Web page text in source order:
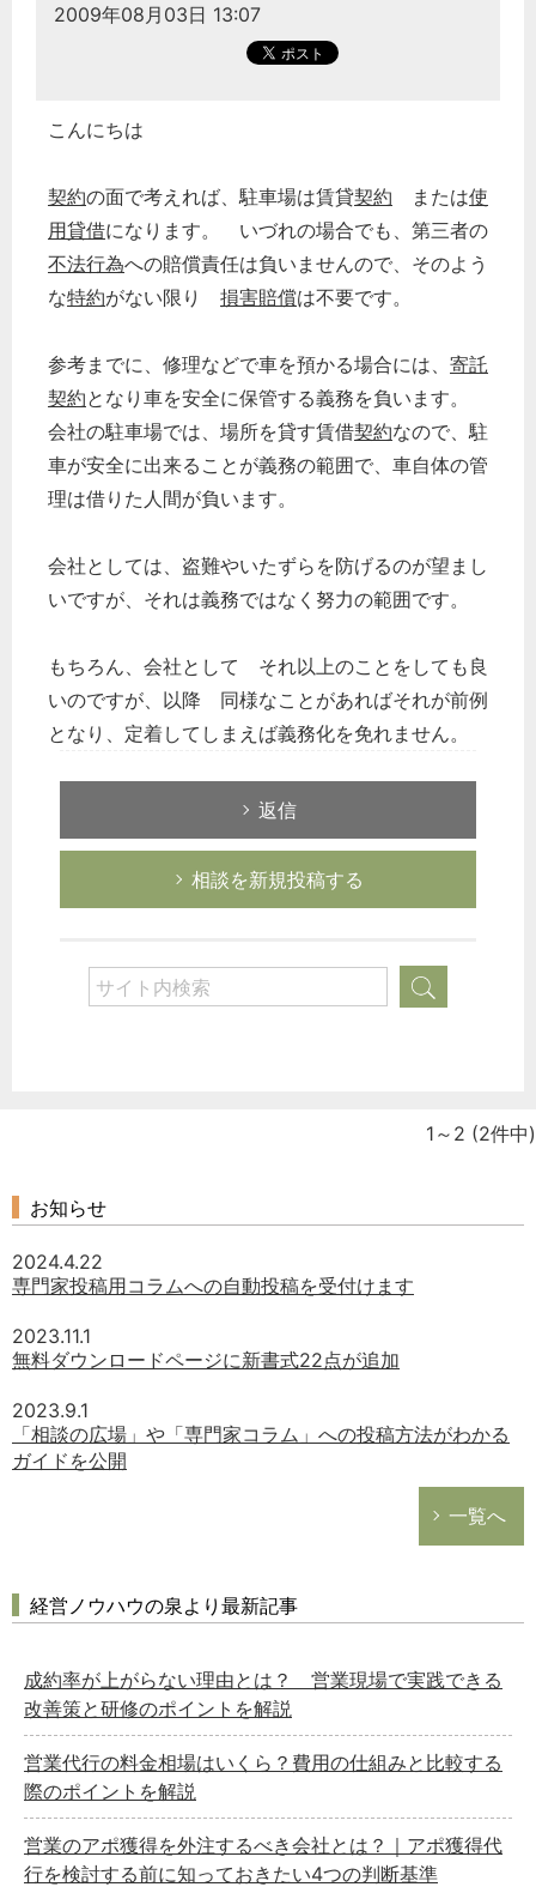
2009年08月03日 13:07
こんにちは
契約の面で考えれば、駐車場は賃貸契約 または使
用貸借になります。 いづれの場合でも、第三者の
不法行為への賠償責任は負いませんので、そのよう
な特約がない限り 損害賠償は不要です。
参考までに、修理などで車を預かる場合には、 寄託
契約となり車を安全に保管する義務を負います。
会社の駐車場では、場所を貸す賃借契約なので、駐
車が安全に出来ることが義務の範囲で、車自体の管
理は借りた人間が負います。
会社としては、盗難やいたずらを防げるのが望まし
いですが、それは義務ではなく努力の範囲です。
もちろん、会社として それ以上のことをしても良
いのですが、以降 同様なことがあればそれが前例
となり、定着してしまえば義務化を免れません。
返信
相談を新規投稿する
どのカテゴリーに投稿しますか？
選択してください
1～2 (2件中)
お知らせ
2024.4.22
専門家投稿用コラムへの自動投稿を受付けます
2023.11.1
無料ダウンロードページに新書式22点が追加
2023.9.1
「相談の広場」や「専門家コラム」への投稿方法がわかる
ガイドを公開
一覧へ
経営ノウハウの泉より最新記事
成約率が上がらない理由とは？ 営業現場で実践できる
改善策と研修のポイントを解説
営業代行の料金相場はいくら？費用の仕組みと比較する
際のポイントを解説
営業のアポ獲得を外注するべき会社とは？｜アポ獲得代
行を検討する前に知っておきたい4つの判断基準